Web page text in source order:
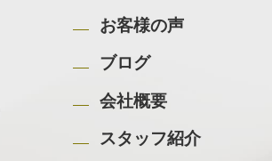
お客様の声
ブログ
会社概要
スタッフ紹介